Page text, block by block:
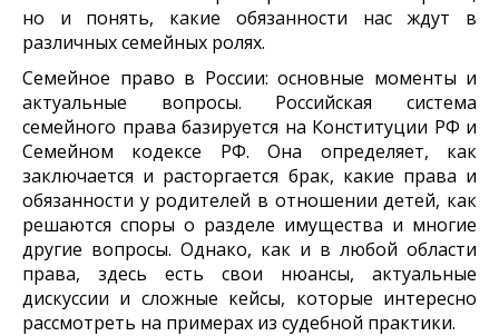
но и понять, какие обязанности нас ждут в
различных семейных ролях.
Семейное право в России: основные моменты и
актуальные вопросы. Российская система
семейного права базируется на Конституции РФ и
Семейном кодексе РФ. Она определяет, как
заключается и расторгается брак, какие права и
обязанности у родителей в отношении детей, как
решаются споры о разделе имущества и многие
другие вопросы. Однако, как и в любой области
права, здесь есть свои нюансы, актуальные
дискуссии и сложные кейсы, которые интересно
рассмотреть на примерах из судебной практики.